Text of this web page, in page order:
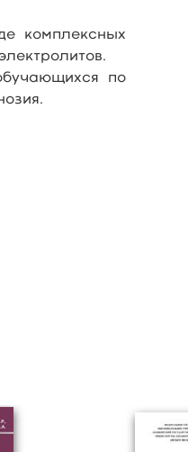
комплексных
по